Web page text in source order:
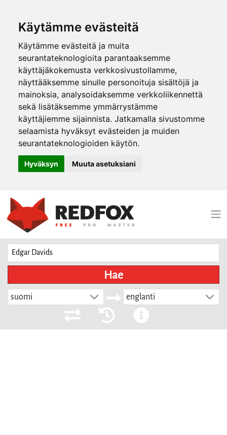
Käytämme evästeitä
Käytämme evästeitä ja muita
seurantateknologioita parantaaksemme
käyttäjäkokemusta verkkosivustollamme,
näyttääksemme sinulle personoituja sisältöjä ja
mainoksia, analysoidaksemme verkkoliikennettä
sekä lisätäksemme ymmärrystämme
käyttäjiemme sijainnista. Jatkamalla sivustomme
selaamista hyväksyt evästeiden ja muiden
seurantateknologioiden käytön.
Hyväksyn Muuta asetuksiani
Hae
suomi englanti